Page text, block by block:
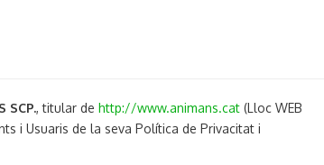
SCP., titular de http://www.animans.cat (Lloc WEB
i Usuaris de la seva Política de Privacitat i